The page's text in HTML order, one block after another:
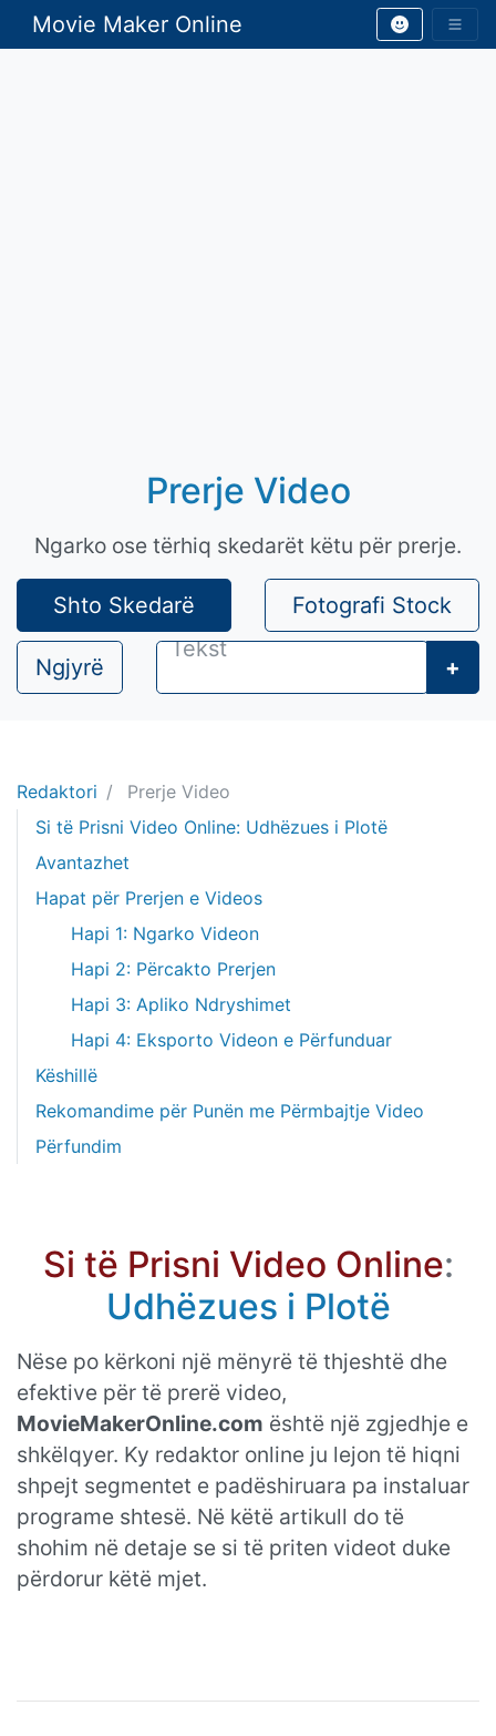
Movie Maker Online
Prerje Video
Ngarko ose tërhiq skedarët këtu për prerje.
Shto Skedarë Fotografi Stock
Ngjyrë +
Redaktori
Prerje Video
Si të Prisni Video Online: Udhëzues i Plotë
Avantazhet
Hapat për Prerjen e Videos
Hapi 1: Ngarko Videon
Hapi 2: Përcakto Prerjen
Hapi 3: Apliko Ndryshimet
Hapi 4: Eksporto Videon e Përfunduar
Këshillë
Rekomandime për Punën me Përmbajtje Video
Përfundim
Si të Prisni Video Online:
Udhëzues i Plotë
Nëse po kërkoni një mënyrë të thjeshtë dhe
efektive për të prerë video,
MovieMakerOnline.com është një zgjedhje e
shkëlqyer. Ky redaktor online ju lejon të hiqni
shpejt segmentet e padëshiruara pa instaluar
programe shtesë. Në këtë artikull do të
shohim në detaje se si të priten videot duke
përdorur këtë mjet.